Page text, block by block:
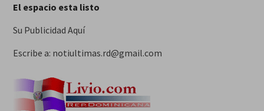
El espacio esta listo
Su Publicidad Aquí
Escribe a: notiultimas.rd@gmail.com